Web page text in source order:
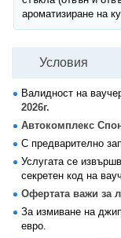
ароматизиране на
Условия
Валидност на
2026г.
Автокомплекс
С предварително
Услугата се
секретен код на
Офертата важи за
За измиване на
евро.